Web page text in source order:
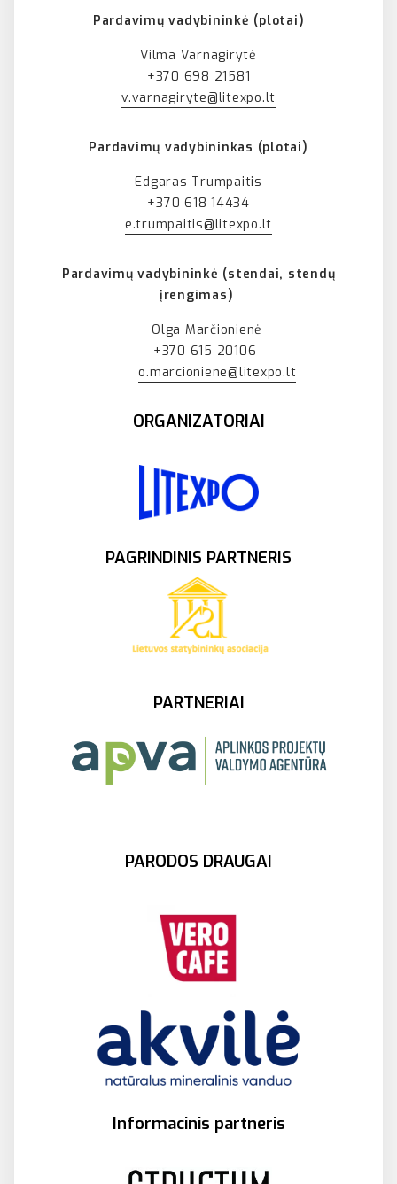
Pardavimų vadybininkė (plotai)
Vilma Varnagirytė
+370 698 21581
v.varnagiryte@litexpo.lt
Pardavimų vadybininkas (plotai)
Edgaras Trumpaitis
+370 618 14434
e.trumpaitis@litexpo.lt
Pardavimų vadybininkė (stendai, stendų
įrengimas)
Olga Marčionienė
+370 615 20106
o.marcioniene@litexpo.lt
ORGANIZATORIAI
PAGRINDINIS PARTNERIS
PARTNERIAI
PARODOS DRAUGAI
Informacinis partneris